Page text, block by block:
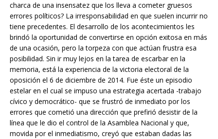
charca de una insensatez que los lleva a cometer gruesos
errores políticos? La irresponsabilidad en que suelen incurrir no
tiene precedentes. El desarrollo de los acontecimientos les
brindó la oportunidad de convertirse en opción exitosa en más
de una ocasión, pero la torpeza con que actúan frustra esa
posibilidad. Sin ir muy lejos en la tarea de escarbar en la
memoria, está la experiencia de la victoria electoral de la
oposición el 6 de diciembre de 2014. Fue éste un episodio
estelar en el cual se impuso una estrategia acertada -trabajo
cívico y democrático- que se frustró de inmediato por los
errores que cometió una dirección que prefirió desistir de la
línea que le dio el control de la Asamblea Nacional y que,
movida por el inmediatismo, creyó que estaban dadas las